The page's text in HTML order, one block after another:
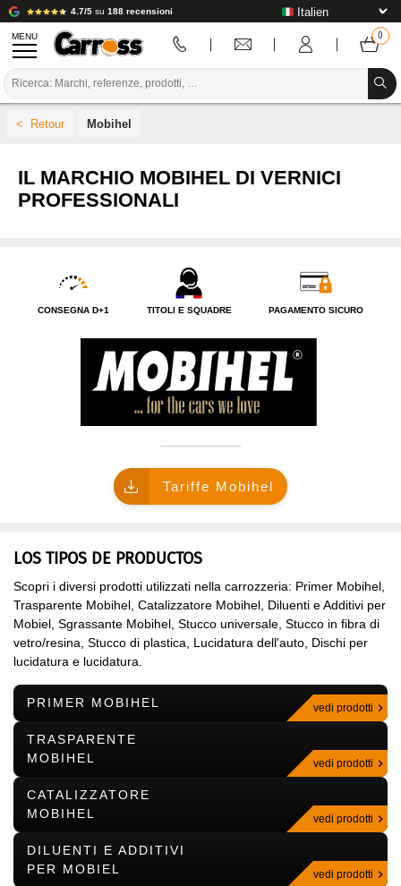
4.7/5 su 188 recensioni
MENU
PREPARAZIONE / VERNICIATURA / RIFINITURA
STRUMENTI PER LA CARROZZERIA
ATTREZZATURE PER CARROZZERIA
MARCHE
INSTALLAZIONE IN LABORATORIO
TUTORIAL E CONSIGLI
CHI SIAMO?
Mobihel
IL MARCHIO MOBIHEL DI VERNICI
PROFESSIONALI
CONSEGNA D+1 TITOLI E SQUADRE PAGAMENTO SICURO
Tariffe Mobihel
LOS TIPOS DE PRODUCTOS
Scopri i diversi prodotti utilizzati nella carrozzeria: Primer Mobihel,
Trasparente Mobihel, Catalizzatore Mobihel, Diluenti e Additivi per
Mobiel, Sgrassante Mobihel, Stucco universale, Stucco in fibra di
vetro/resina, Stucco di plastica, Lucidatura dell'auto, Dischi per
lucidatura e lucidatura.
PRIMER MOBIHEL vedi prodotti
TRASPARENTE
MOBIHEL
vedi prodotti
CATALIZZATORE
MOBIHEL
vedi prodotti
DILUENTI E ADDITIVI
PER MOBIEL
vedi prodotti